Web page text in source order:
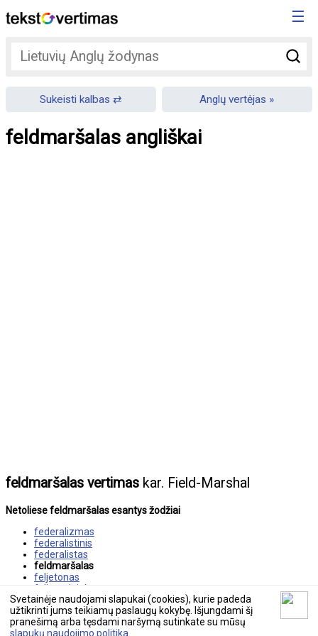
Svetainėje naudojami slapukai (cookies), kurie padeda
užtikrinti jums teikiamų paslaugų kokybę. Išjungdami šį
pranešimą arba tęsdami naršymą sutinkate su mūsų
slapukų naudojimo politika
☰
Sukeisti kalbas Anglų vertėjas
feldmaršalas angliškai
feldmaršalas vertimas kar. Field-Marshal
Netoliese feldmaršalas esantys žodžiai
federalizmas
federalistinis
federalistas
feldmaršalas
feljetonas
feljetonininkas
feljetonistas
© 2026 tekstovertimas.lt